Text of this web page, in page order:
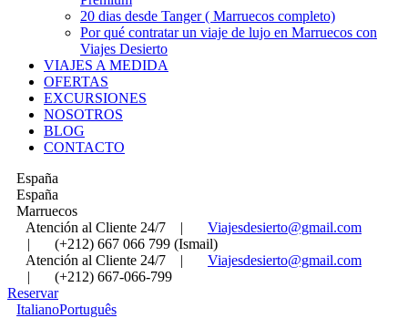
20 dias desde Tanger ( Marruecos completo)
Por qué contratar un viaje de lujo en Marruecos con
Viajes Desierto
VIAJES A MEDIDA
OFERTAS
EXCURSIONES
NOSOTROS
BLOG
CONTACTO
España
España
Marruecos
Atención al Cliente 24/7
|
Viajesdesierto@gmail.com
|
(+212) 667 066 799 (Ismail)
Atención al Cliente 24/7
|
Viajesdesierto@gmail.com
|
(+212) 667-066-799
Reservar
ItalianoPortuguês